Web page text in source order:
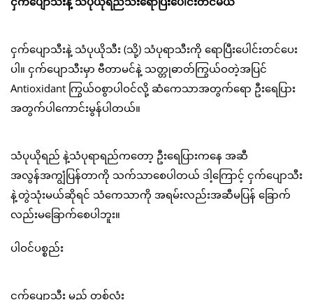
ငှက်ပျောသီးနဲ့ သံပုယိုသီး (သို့) သံပုရာသီးကို ရောပြီးပေါင်းတင်ပေး
ပါ။ ငှက်ပျောသီးမှာ ဗီတာမင်နဲ့ သတ္တုဓာတ်ကြွယ်ဝတဲ့အပြင်
Antioxidant ကြွယ်ဝစွာပါဝင်လို့ ဆံကေသာအတွက်ရော ဦးရေပြား
အတွက်ပါကောင်းမွန်ပါတယ်။
သံပုယိုရည် နဲ့သံပုရာရည်ကတော့ ဦးရေပြားကနေ အဆီ
အလွန်အကျွံပြန်တာကို သက်သာစေပါတယ် ဒါ့ကြောင့် ငှက်ပျောသီး
နဲ့တွဲသုံးမယ်ဆိုရင် သံကေသာကို အရမ်းလည်းအဆီမပြန် ခြောက်
လည်းမခြောက်စေပါဘူး။
ပါဝင်ပစ္စည်း
ငှက်ပျောသီး မှည့် တစ်လုံး